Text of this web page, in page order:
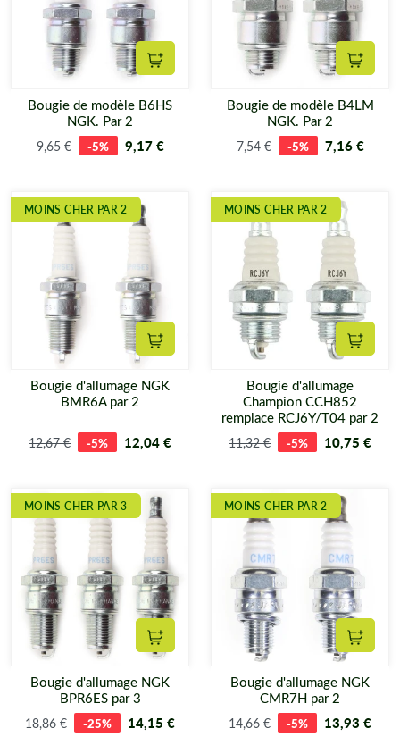
Ajouter au panier
Bougie de modèle B6HS
NGK. Par 2
9,65 € -5% 9,17 €
Bougie de modèle B4LM
NGK. Par 2
7,54 € -5% 7,16 €
MOINS CHER PAR 2
Ajouter au panier
Bougie d'allumage NGK
BMR6A par 2
12,67 € -5% 12,04 €
MOINS CHER PAR 2
Bougie d'allumage
Champion CCH852
remplace RCJ6Y/T04 par 2
11,32 € -5% 10,75 €
MOINS CHER PAR 3
Ajouter au panier
Bougie d'allumage NGK
BPR6ES par 3
18,86 € -25% 14,15 €
MOINS CHER PAR 2
Bougie d'allumage NGK
CMR7H par 2
14,66 € -5% 13,93 €